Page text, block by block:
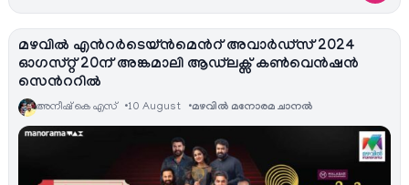
മഴവിൽ എന്‍റര്‍ടെയ്ൻമെന്‍റ് അവാർഡ്‌സ് 2024
ഓഗസ്റ്റ് 20ന് അങ്കമാലി ആഡ്‍ലക്സ് കണ്‍വെന്‍ഷന്‍
സെന്‍ററില്‍
അനീഷ്‌ കെ എസ് 10 August മഴവിൽ മനോരമ ചാനല്‍